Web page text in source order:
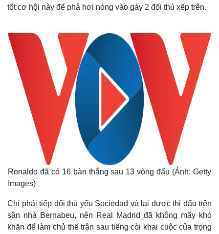
tốt cơ hội này để phả hơi nóng vào gáy 2 đối thủ xếp trên.
Ronaldo đã có 16 bàn thắng sau 13 vòng đấu (Ảnh: Getty
Images)
Chỉ phải tiếp đối thủ yếu Sociedad và lại được thi đấu trên
sân nhà Bernabeu, nên Real Madrid đã không mấy khó
khăn để làm chủ thế trận sau tiếng còi khai cuộc của trọng